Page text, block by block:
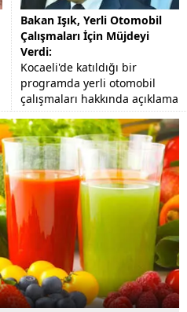
Bakan Işık, Yerli Otomobil
Çalışmaları İçin Müjdeyi
Verdi:
Kocaeli'de katıldığı bir
programda yerli otomobil
çalışmaları hakkında açıklama
yapan Bilim Sanayi ve
Teknoloji Bakanı Fikri Işık,
"Özellikle menzili...